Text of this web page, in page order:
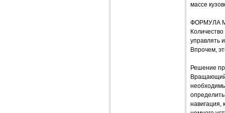
массе
ФОРМУЛА
управлять
Впрочем,
Решение
навигация,